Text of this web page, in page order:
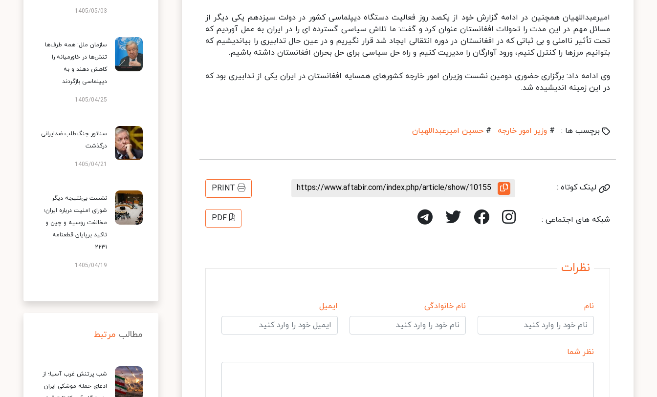
امیرعبداللهیان همچنین در ادامه گزارش خود از یکصد روز فعالیت دستگاه دیپلماسی کشور در دولت سیزدهم یکی دیگر از
مسائل مهم در این مدت را تحولات افغانستان عنوان کرد و گفت: ما تلاش سیاسی گسترده ای را در ایران به عمل آوردیم که
تحت تأثیر ناامنی و بی ثباتی که در افغانستان در دوره انتقالی ایجاد شد قرار نگیریم و در عین حال تدابیری را بیاندیشیم که
بتوانیم مرزها را کنترل کنیم، ورود آوارگان را مدیریت کنیم و راه حل سیاسی برای حل بحران افغانستان داشته باشیم.
وی ادامه داد: برگزاری حضوری دومین نشست وزیران امور خارجه کشورهای همسایه افغانستان در ایران یکی از تدابیری بود که
در این زمینه اندیشیده شد.
برچسب ها : # وزیر امور خارجه # حسین امیرعبداللهیان
لینک کوتاه : https://www.aftabir.com/index.php/article/show/10155
PRINT
شبکه های اجتماعی : PDF
نظرات
نام نام خانوادگی ایمیل
نظر شما
1405/05/03
سازمان ملل: همه طرف‌ها
تنش‌ها در خاورمیانه را
کاهش دهند و به
دیپلماسی بازگردند
1405/04/25
سناتور جنگ‌طلب ضدایرانی
درگذشت
1405/04/21
نشست بی‌نتیجه دیگر
شورای امنیت درباره ایران؛
مخالفت روسیه و چین و
تاکید برپایان قطعنامه
۲۲۳۱
1405/04/19
مطالب مرتبط
شب پرتنش غرب آسیا؛ از
ادعای حمله موشکی ایران